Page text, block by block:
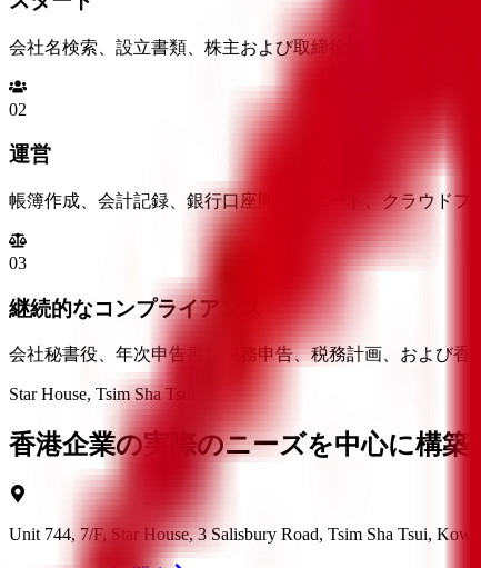
会社名検索、設立書類、株主および取締役情報、および香
02
運営
帳簿作成、会計記録、銀行口座開設サポート、クラウドフ
03
継続的なコンプライアンス
会社秘書役、年次申告書、税務申告、税務計画、および香
Star House, Tsim Sha Tsui
香港企業の実際のニーズを中心に構築
Unit 744, 7/F, Star House, 3 Salisbury Road, Tsim Sha Tsui,